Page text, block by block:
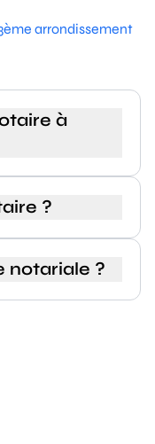
arrondissement
à
?
notariale ?